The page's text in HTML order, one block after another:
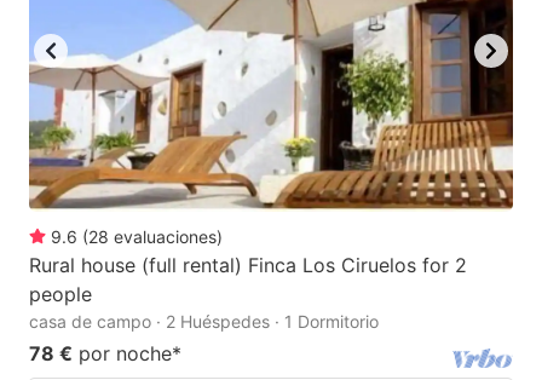
9.6 (28 evaluaciones)
Rural house (full rental) Finca Los Ciruelos for 2
people
casa de campo · 2 Huéspedes · 1 Dormitorio
78 € por noche*